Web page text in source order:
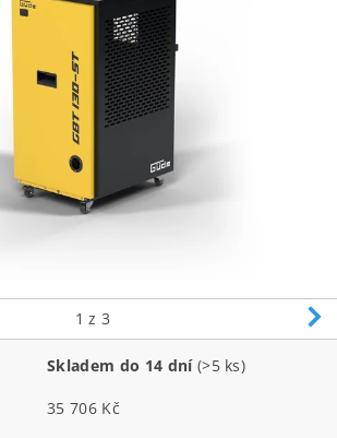
1 z 3
Skladem do 14 dní (>5 ks)
35 706 Kč